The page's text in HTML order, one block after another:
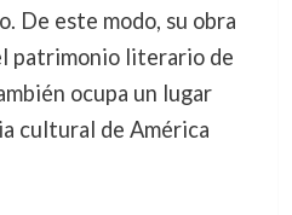
De este modo, su obra
patrimonio literario de
ocupa un lugar
cultural de América